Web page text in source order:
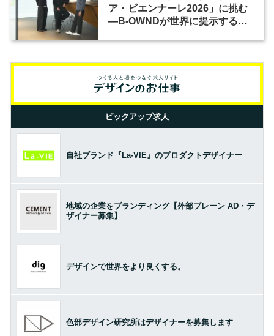
ア・ビエンナーレ2026」に挑む
―B-OWNDが世界に提示する美
ピックアップ求人
自社ブランド『La-VIE』のプロダクトデザイナー
地域の企業をブランディング【外部ブレーン AD・デ
ザイナー募集】
デザインで世界をより良くする。
色部デザイン研究所はデザイナーを募集します